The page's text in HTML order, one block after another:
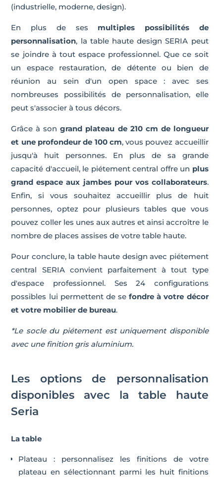
(industrielle, moderne, design).
En plus de ses multiples possibilités de
personnalisation, la table haute design SERIA peut
se joindre à tout espace professionnel. Que ce soit
un espace restauration, de détente ou bien de
réunion au sein d'un open space : avec ses
nombreuses possibilités de personnalisation, elle
peut s'associer à tous décors.
Grâce à songrand plateau de 210 cm de longueur
et une profondeur de 100 cm, vous pouvez accueillir
jusqu'à huit personnes. En plus de sa grande
capacité d'accueil, le piétement central offre un plus
grand espace aux jambes pour vos collaborateurs.
Enfin, si vous souhaitez accueillir plus de huit
personnes, optez pour plusieurs tables que vous
pouvez coller les unes aux autres et ainsi accroître le
nombre de places assises de votre table haute.
Pour conclure, la table haute design avec piétement
central SERIA convient parfaitement à tout type
d'espace professionnel. Ses 24 configurations
possibles lui permettent de sefondre à votre décor
et votre mobilier de bureau.
*Le socle du piétement est uniquement disponible
avec une finition gris aluminium.
Les options de personnalisation
disponibles avec la table haute
Seria
La table
Plateau : personnalisez les finitions de votre
plateau en sélectionnant parmi les huit finitions